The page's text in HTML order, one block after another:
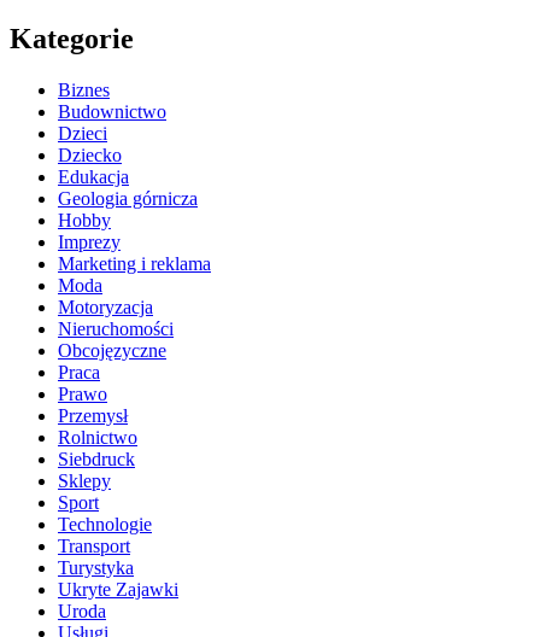
Kategorie
Biznes
Budownictwo
Dzieci
Dziecko
Edukacja
Geologia górnicza
Hobby
Imprezy
Marketing i reklama
Moda
Motoryzacja
Nieruchomości
Obcojęzyczne
Praca
Prawo
Przemysł
Rolnictwo
Siebdruck
Sklepy
Sport
Technologie
Transport
Turystyka
Ukryte Zajawki
Uroda